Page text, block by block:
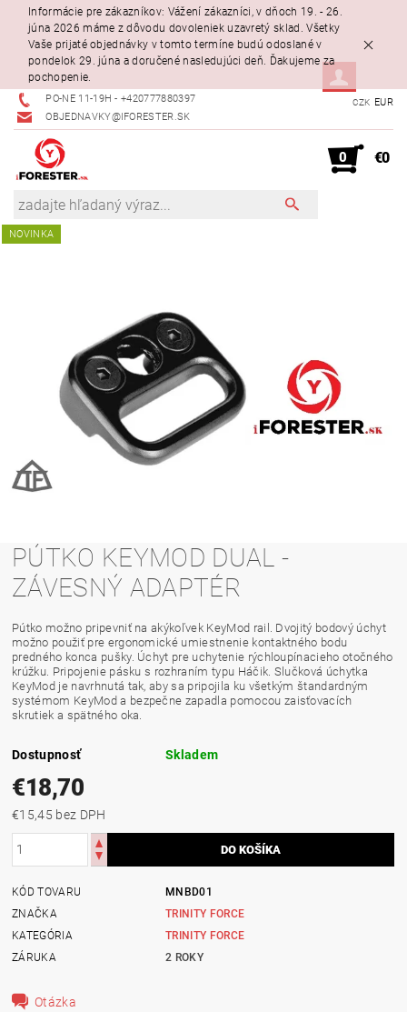
Informácie pre zákazníkov: Vážení zákazníci, v dňoch 19. - 26.
júna 2026 máme z dôvodu dovoleniek uzavretý sklad. Všetky
Vaše prijaté objednávky v tomto termíne budú odoslané v
pondelok 29. júna a doručené nasledujúci deň. Ďakujeme za
pochopenie.
PO-NE 11-19H - +420777880397
OBJEDNAVKY@IFORESTER.SK
CZK EUR
0 €0
NOVINKA
PÚTKO KEYMOD DUAL -
ZÁVESNÝ ADAPTÉR
Pútko možno pripevniť na akýkoľvek KeyMod rail. Dvojitý bodový úchyt
možno použiť pre ergonomické umiestnenie kontaktného bodu
predného konca pušky. Úchyt pre uchytenie rýchloupínacieho otočného
krúžku. Pripojenie pásku s rozhraním typu Háčik. Slučková úchytka
KeyMod je navrhnutá tak, aby sa pripojila ku všetkým štandardným
systémom KeyMod a bezpečne zapadla pomocou zaisťovacích
skrutiek a spätného oka.
Dostupnosť Skladem
€18,70
€15,45 bez DPH
KÓD TOVARU
MNBD01
ZNAČKA
TRINITY FORCE
KATEGÓRIA
TRINITY FORCE
ZÁRUKA
2 ROKY
Otázka